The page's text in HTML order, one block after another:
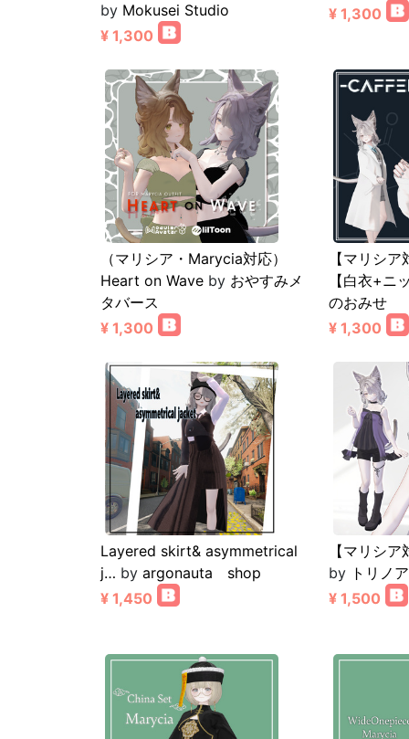
by Mokusei Studio
¥ 1,300
¥ 1,300
（マリシア・Marycia対応）
Heart on Wave by おやすみメ
タバース
¥ 1,300
【マリシ
【白衣+ニ
のおみせ
¥ 1,300
Layered skirt& asymmetrical
j… by argonauta shop
¥ 1,450
【マリシ
by トリノ
¥ 1,500